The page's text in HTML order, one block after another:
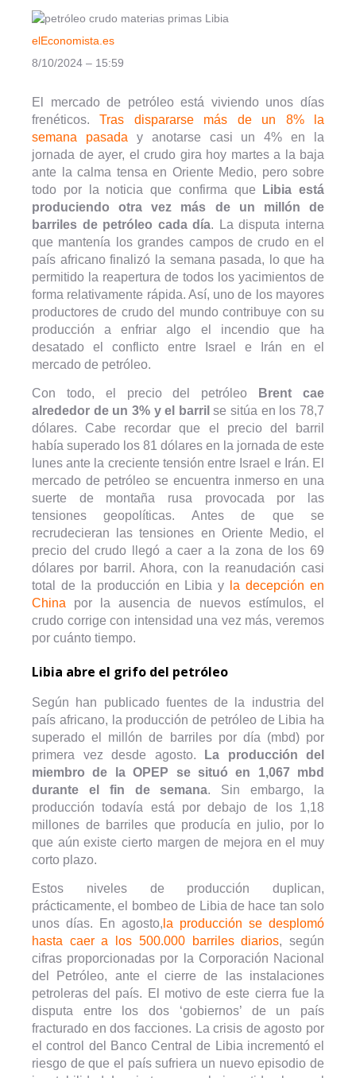
elEconomista.es
8/10/2024 – 15:59
El mercado de petróleo está viviendo unos días
frenéticos.Tras dispararse más de un 8% la
semana pasaday anotarse casi un 4% en la
jornada de ayer, el crudo gira hoy martes a la baja
ante la calma tensa en Oriente Medio, pero sobre
todo por la noticia que confirma que
Libia está
produciendo otra vez más de un millón de
barriles de petróleo cada día. La disputa interna
que mantenía los grandes campos de crudo en el
país africano finalizó la semana pasada, lo que ha
permitido la reapertura de todos los yacimientos de
forma relativamente rápida. Así, uno de los mayores
productores de crudo del mundo contribuye con su
producción a enfriar algo el incendio que ha
desatado el conflicto entre Israel e Irán en el
mercado de petróleo.
Con todo, el precio del petróleo
Brent cae
alrededor de un 3% y el barril se sitúa en los 78,7
dólares. Cabe recordar que el precio del barril
había superado los 81 dólares en la jornada de este
lunes ante la creciente tensión entre Israel e Irán. El
mercado de petróleo se encuentra inmerso en una
suerte de montaña rusa provocada por las
tensiones geopolíticas. Antes de que se
recrudecieran las tensiones en Oriente Medio, el
precio del crudo llegó a caer a la zona de los 69
dólares por barril. Ahora, con la reanudación casi
total de la producción en Libia y
la decepción en
China por la ausencia de nuevos estímulos, el
crudo corrige con intensidad una vez más, veremos
por cuánto tiempo.
Libia abre el grifo del petróleo
Según han publicado fuentes de la industria del
país africano, la producción de petróleo de Libia ha
superado el millón de barriles por día (mbd) por
primera vez desde agosto. La producción del
miembro de la OPEP se situó en 1,067 mbd
durante el fin de semana. Sin embargo, la
producción todavía está por debajo de los 1,18
millones de barriles que producía en julio, por lo
que aún existe cierto margen de mejora en el muy
corto plazo.
Estos niveles de producción duplican,
prácticamente, el bombeo de Libia de hace tan solo
unos días. En agosto, la producción se desplomó
hasta caer a los 500.000 barriles diarios, según
cifras proporcionadas por la Corporación Nacional
del Petróleo, ante el cierre de las instalaciones
petroleras del país. El motivo de este cierra fue la
disputa entre los dos ‘gobiernos’ de un país
fracturado en dos facciones. La crisis de agosto por
el control del Banco Central de Libia incrementó el
riesgo de que el país sufriera un nuevo episodio de